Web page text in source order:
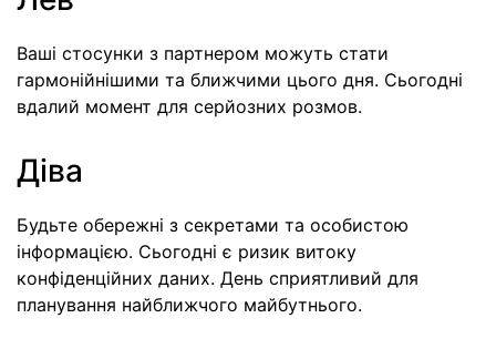
Ваші стосунки з партнером можуть стати
гармонійнішими та ближчими цього дня. Сьогодні
вдалий момент для серйозних розмов.
Діва
Будьте обережні з секретами та особистою
інформацією. Сьогодні є ризик витоку
конфіденційних даних. День сприятливий для
планування найближчого майбутнього.